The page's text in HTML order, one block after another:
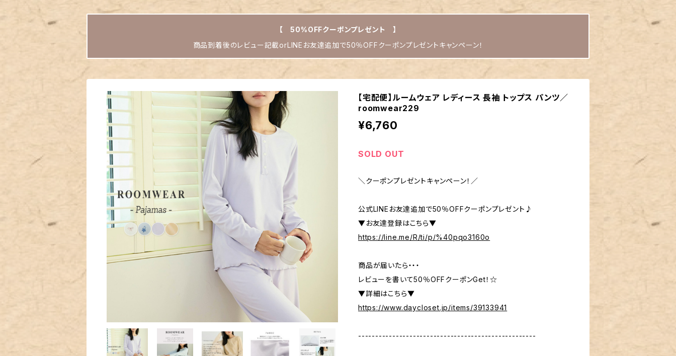
【 50%OFFクーポンプレゼント 】
商品到着後のレビュー記載orLINEお友達追加で50％OFFクーポンプレゼントキャンペーン！
【宅配便】ルームウェア レディース 長袖 トップス パンツ／
roomwear229
¥6,760
SOLD OUT
＼クーポンプレゼントキャンペーン！／
公式LINEお友達追加で50％OFFクーポンプレゼント♪
▼お友達登録はこちら▼
https://line.me/R/ti/p/%40pqo3160o
商品が届いたら・・・
レビューを書いて50％OFFクーポンGet！☆
▼詳細はこちら▼
https://www.daycloset.jp/items/39133941
----------------------------------------------------